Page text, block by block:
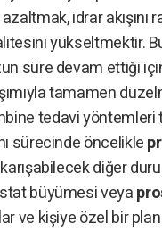
azaltmak, idrar
yükseltmektir.
süre devam ettiği
tamamen
tedavi yöntemleri
sürecinde öncelikle
diğer
büyümesi veya
ve kişiye özel bir